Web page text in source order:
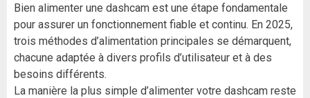
Bien alimenter une dashcam est une étape fondamentale
pour assurer un fonctionnement fiable et continu. En 2025,
trois méthodes d’alimentation principales se démarquent,
chacune adaptée à divers profils d’utilisateur et à des
besoins différents.
La manière la plus simple d’alimenter votre dashcam reste